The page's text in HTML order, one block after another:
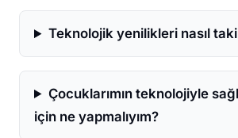
Teknolojik yenilikleri nasıl
Çocuklarımın teknolojiyle
için ne yapmalıyım?